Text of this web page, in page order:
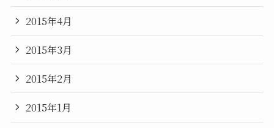
2015年4月
2015年3月
2015年2月
2015年1月